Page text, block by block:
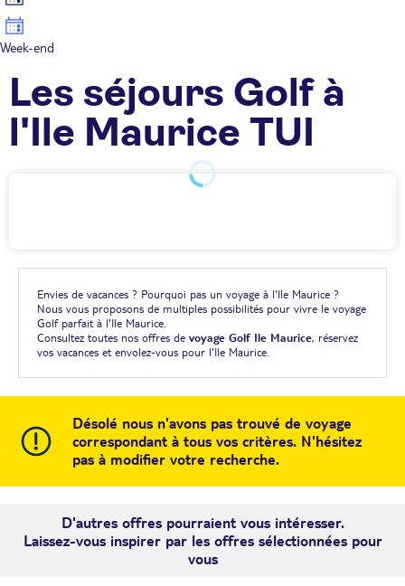
Week-end
Les séjours Golf à
l'Ile Maurice TUI
Envies de vacances ? Pourquoi pas un voyage à l'Ile Maurice ?
Nous vous proposons de multiples possibilités pour vivre le voyage
Golf parfait à l'Ile Maurice.
Consultez toutes nos offres de voyage Golf Ile Maurice, réservez
vos vacances et envolez-vous pour l'Ile Maurice.
Désolé nous n'avons pas trouvé de voyage
correspondant à tous vos critères. N'hésitez
pas à modifier votre recherche.
D'autres offres pourraient vous intéresser.
Laissez-vous inspirer par les offres sélectionnées pour
vous